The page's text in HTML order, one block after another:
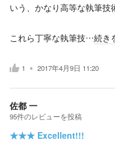
いう、かなり高等な執筆技
これら丁寧な執筆技…続き
1 2017年4月9日 11:20
佐都 一
95件のレビューを投稿
★★★ Excellent!!!